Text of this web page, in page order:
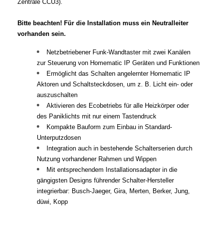
Zentrale CCU3).
Bitte beachten! Für die Installation muss ein Neutralleiter
vorhanden sein.
Netzbetriebener Funk-Wandtaster mit zwei Kanälen
zur Steuerung von Homematic IP Geräten und Funktionen
Ermöglicht das Schalten angelernter Homematic IP
Aktoren und Schaltsteckdosen, um z. B. Licht ein- oder
auszuschalten
Aktivieren des Ecobetriebs für alle Heizkörper oder
des Paniklichts mit nur einem Tastendruck
Kompakte Bauform zum Einbau in Standard-
Unterputzdosen
Integration auch in bestehende Schalterserien durch
Nutzung vorhandener Rahmen und Wippen
Mit entsprechendem Installationsadapter in die
gängigsten Designs führender Schalter-Hersteller
integrierbar: Busch-Jaeger, Gira, Merten, Berker, Jung,
düwi, Kopp